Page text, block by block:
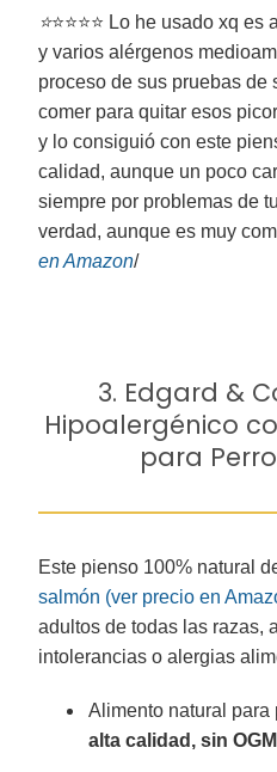
⭐⭐⭐⭐⭐ Lo he usado xq
y varios alérgenos
proceso de sus pruebas de
comer para quitar esos
y lo consiguió con este
calidad, aunque un poco
siempre por problemas de
verdad, aunque es muy
en Amazon/
3. Edgard &
Hipoalergénico
para
Este pienso 100% natural
salmón (ver precio en
adultos de todas las razas,
intolerancias o alergias
Alimento natural para
alta calidad, sin OGM